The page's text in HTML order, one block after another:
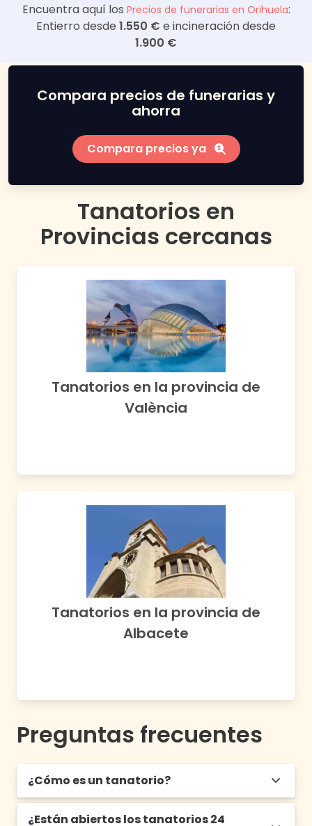
Encuentra aquí los Precios de funerarias en Orihuela:
Entierro desde 1.550 € e incineración desde
1.900 €
Compara precios de funerarias y
ahorra
Compara precios ya
Tanatorios en
Provincias cercanas
Tanatorios en la provincia de
València
Tanatorios en la provincia de
Albacete
Preguntas frecuentes
¿Cómo es un tanatorio?
Un tanatorio es una edificación que contiene
¿Están abiertos los tanatorios 24